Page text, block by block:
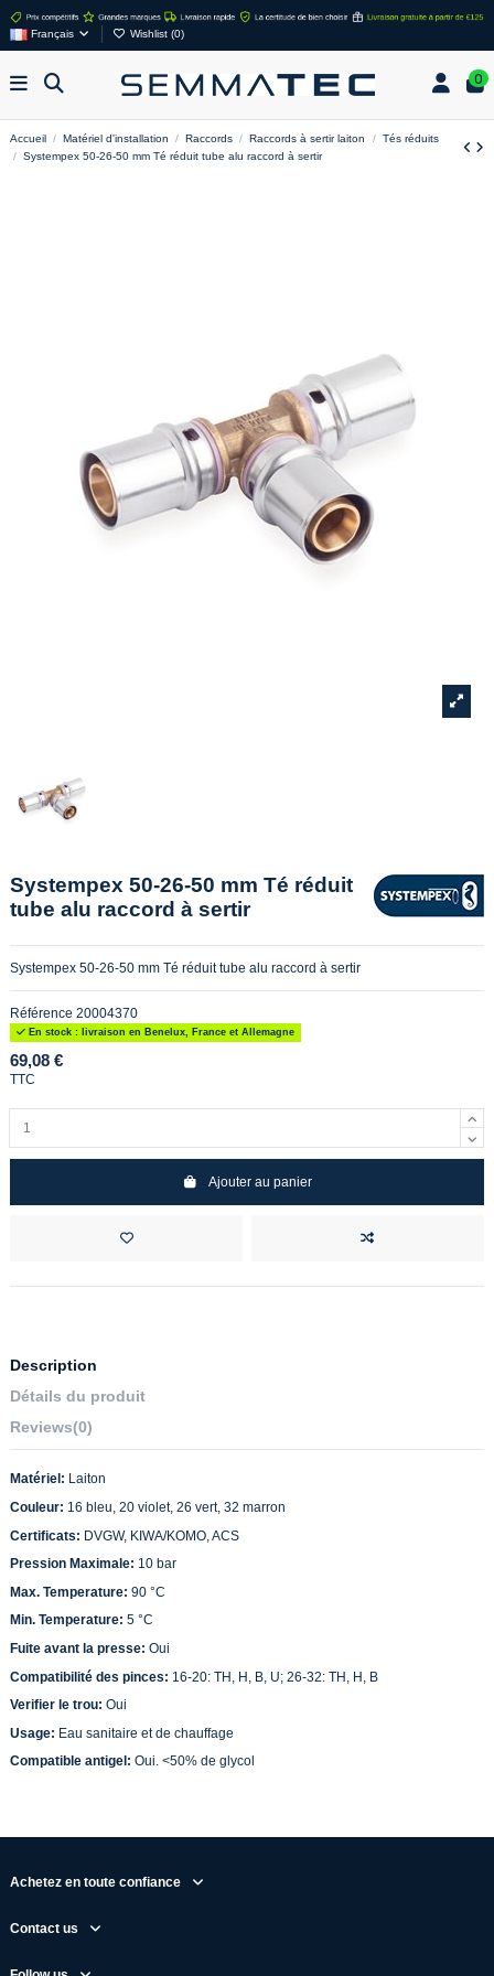
Français Wishlist (0)
0
Accueil Matériel d'installation Raccords Raccords à sertir laiton
Tés réduits
Systempex 50-26-50 mm Té réduit tube alu raccord à sertir
Systempex 50-26-50 mm Té réduit
tube alu raccord à sertir
Systempex 50-26-50 mm Té réduit tube alu raccord à sertir
Référence 20004370
En stock : livraison en Benelux, France et Allemagne
69,08 €
TTC
Ajouter au panier
Description
Détails du produit
Reviews(0)
Matériel: Laiton
Couleur: 16 bleu, 20 violet, 26 vert, 32 marron
Certificats: DVGW, KIWA/KOMO, ACS
Pression Maximale: 10 bar
Max. Temperature: 90 °C
Min. Temperature: 5 °C
Fuite avant la presse: Oui
Compatibilité des pinces: 16-20: TH, H, B, U; 26-32: TH, H, B
Verifier le trou: Oui
Usage: Eau sanitaire et de chauffage
Compatible antigel: Oui. <50% de glycol
Achetez en toute confiance
Contact us